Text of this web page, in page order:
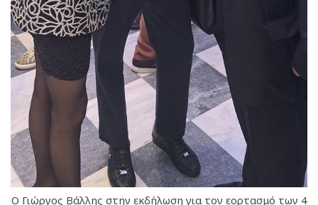
Ο Γιώργος Βάλλης στην εκδήλωση για τον εορτασμό των 4